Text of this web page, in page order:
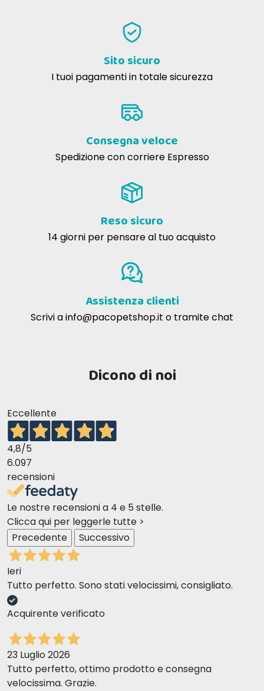
Sito sicuro
I tuoi pagamenti in totale sicurezza
Consegna veloce
Spedizione con corriere Espresso
Reso sicuro
14 giorni per pensare al tuo acquisto
Assistenza clienti
Scrivi ainfo@pacopetshop.it o tramite chat
Dicono di noi
Eccellente
4,8/5
6.097
recensioni
Le nostre recensioni a 4 e 5 stelle.
Clicca qui per leggerle tutte >
Precedente
Successivo
Ieri
Tutto perfetto. Sono stati velocissimi, consigliato.
Acquirente verificato
23 Luglio 2026
Tutto perfetto, ottimo prodotto e consegna
velocissima. Grazie.